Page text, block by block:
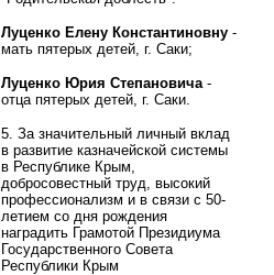
Луценко Елену Константиновну -
мать пятерых детей, г. Саки;
Луценко Юрия Степановича -
отца пятерых детей, г. Саки.
5. За значительный личный вклад
в развитие казначейской системы
в Республике Крым,
добросовестный труд, высокий
профессионализм и в связи с 50-
летием со дня рождения
наградить Грамотой Президиума
Государственного Совета
Республики Крым